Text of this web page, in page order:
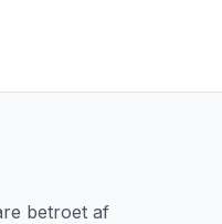
betroet af